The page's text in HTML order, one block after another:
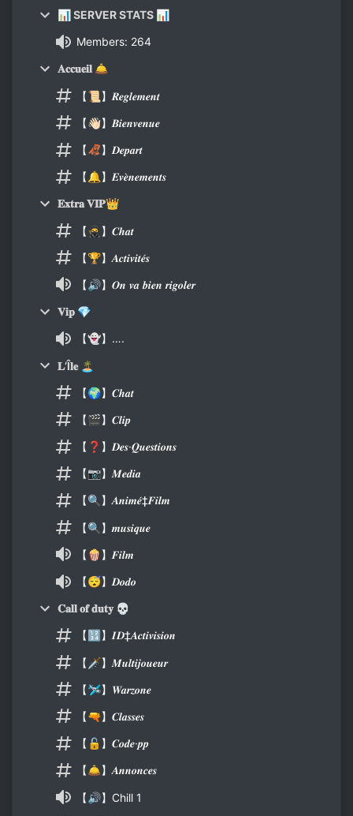
📊 SERVER STATS 📊
Members: 264
𝐀𝐜𝐜𝐮𝐞𝐢𝐥 🛎
【📜】𝑹𝒆𝒈𝒍𝒆𝒎𝒆𝒏𝒕
【👋🏻】𝑩𝒊𝒆𝒏𝒗𝒆𝒏𝒖𝒆
【🦧】𝑫𝒆𝒑𝒂𝒓𝒕
【🔔】𝑬𝒗𝒆̀𝒏𝒆𝒎𝒆𝒏𝒕𝒔
𝐄𝐱𝐭𝐫𝐚 𝐕𝐈𝐏👑
【🥷】𝑪𝒉𝒂𝒕
【🏆】𝑨𝒄𝒕𝒊𝒗𝒊𝒕𝒆́𝒔
【🔊】𝑶𝒏 𝒗𝒂 𝒃𝒊𝒆𝒏 𝒓𝒊𝒈𝒐𝒍𝒆𝒓
𝐕𝐢𝐩 💎
【👻】….
𝐋’Î𝐥𝐞 🏝
【🌍】𝑪𝒉𝒂𝒕
【🎬】𝑪𝒍𝒊𝒑
【❓】𝑫𝒆𝒔·𝑸𝒖𝒆𝒔𝒕𝒊𝒐𝒏𝒔
【📷】𝑴𝒆𝒅𝒊𝒂
【🔍】𝑨𝒏𝒊𝒎𝒆́‡𝑭𝒊𝒍𝒎
【🔍】𝒎𝒖𝒔𝒊𝒒𝒖𝒆
【🍿】𝑭𝒊𝒍𝒎
【😴】𝑫𝒐𝒅𝒐
𝐂𝐚𝐥𝐥 𝐨𝐟 𝐝𝐮𝐭𝐲 💀
【🔢】𝑰𝑫‡𝑨𝒄𝒕𝒊𝒗𝒊𝒔𝒊𝒐𝒏
【🗡】𝑴𝒖𝒍𝒕𝒊𝒋𝒐𝒖𝒆𝒖𝒓
【🛩】𝑾𝒂𝒓𝒛𝒐𝒏𝒆
【🔫】𝑪𝒍𝒂𝒔𝒔𝒆𝒔
【🔓】𝑪𝒐𝒅𝒆·𝒑𝒑
【🛎️】𝑨𝒏𝒏𝒐𝒏𝒄𝒆𝒔
【🔊】Chill 1